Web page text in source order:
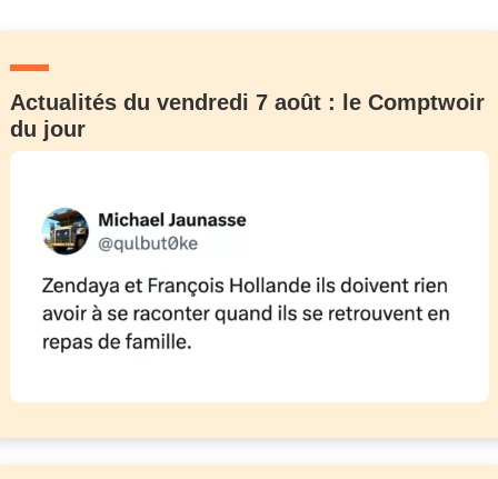
Actualités du vendredi 7 août : le Comptwoir
du jour